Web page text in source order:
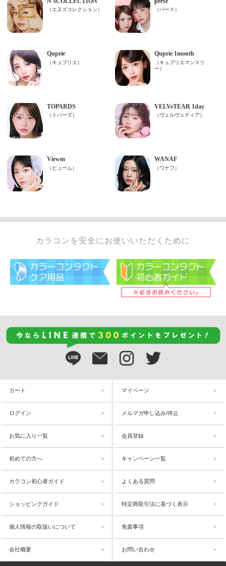
カラコンを安全にお使いいただくために
カート マイページ
ログイン メルマガ申し込み/停止
お気に入り一覧 会員登録
初めての方へ キャンペーン一覧
カラコン初心者ガイド よくある質問
ショッピングガイド 特定商取引法に基づく表示
個人情報の取扱いについて 免責事項
会社概要 お問い合わせ